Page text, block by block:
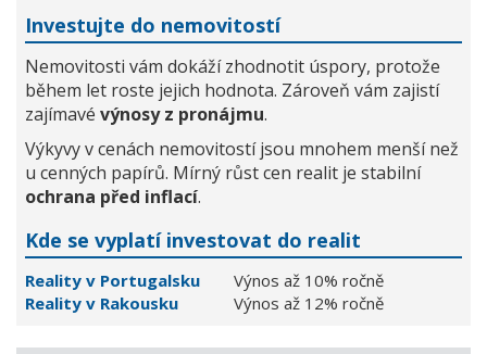
Investujte do nemovitostí
Nemovitosti vám dokáží zhodnotit úspory, protože
během let roste jejich hodnota. Zároveň vám zajistí
zajímavé výnosy z pronájmu.
Výkyvy v cenách nemovitostí jsou mnohem menší než
u cenných papírů. Mírný růst cen realit je stabilní
ochrana před inflací.
Kde se vyplatí investovat do realit
Reality v Portugalsku
Výnos až 10% ročně
Reality v Rakousku
Výnos až 12% ročně